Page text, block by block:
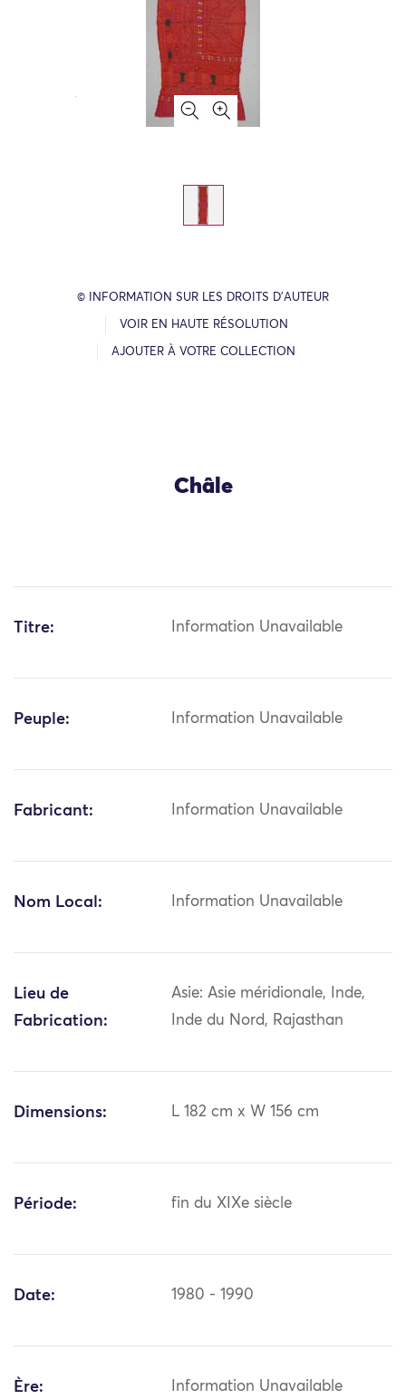
© INFORMATION SUR LES DROITS D’AUTEUR
VOIR EN HAUTE RÉSOLUTION
AJOUTER À VOTRE COLLECTION
Châle
Titre: Information Unavailable
Peuple: Information Unavailable
Fabricant: Information Unavailable
Nom Local: Information Unavailable
Lieu de
Fabrication:
Asie: Asie méridionale, Inde,
Inde du Nord, Rajasthan
Dimensions: L 182 cm x W 156 cm
Période: fin du XIXe siècle
Date: 1980 - 1990
Ère: Information Unavailable